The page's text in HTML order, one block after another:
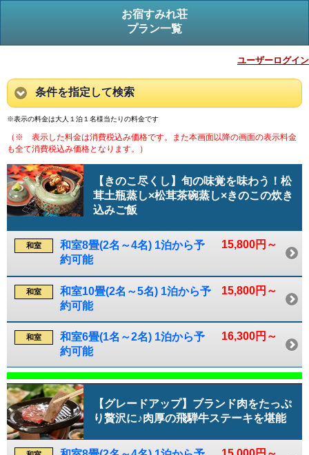
お宿すみれ荘
プラン一覧
ユーザーログイン
条件を指定して検索
※表示の料金は大人１泊１名様当たりの料金です
（※ 表示した料金は消費税込み価格です。また本画面以降の画面の表示料金
も全て消費税込み価格となります。）
【きのこ尽くし】旬の味覚を味わう！松
茸土瓶蒸し×松茸茶碗蒸し×きのこの炊き
込みご飯
15,800円～
和室
和室8畳(2名～4名) 1泊から予
約可能
15,800円～
和室
和室10畳(2名～5名) 1泊から予
約可能
16,300円～
和室
和室6畳(1名～2名) 1泊から予
約可能
【グレードアップ】ブランド肉をたっぷ
り贅沢に♪肉厚の飛騨牛ステーキを堪能